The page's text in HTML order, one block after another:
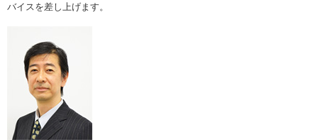
バイスを差し上げます。